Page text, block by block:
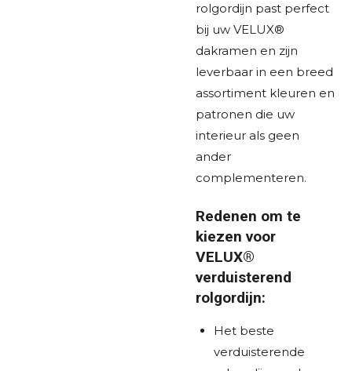
rolgordijn past perfect
bij uw VELUX®
dakramen en zijn
leverbaar in een breed
assortiment kleuren en
patronen die uw
interieur als geen
ander
complementeren.
Redenen om te
kiezen voor
VELUX®
verduisterend
rolgordijn:
Het beste
verduisterende